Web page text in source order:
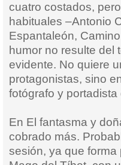
cuatro costados,
habituales –Antonio
Espantaleón,
humor no resulte del
evidente. No quiere
protagonistas, sino
fotógrafo y portadista
En El fantasma y
cobrado más.
sesión, ya que forma